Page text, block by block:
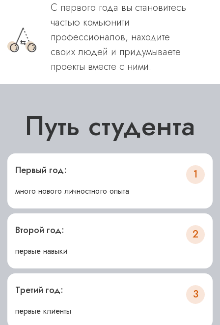
С первого года вы становитесь
частью комьюнити
профессионалов, находите
своих людей и придумываете
проекты вместе с ними.
Путь студента
Первый год: 1
много нового личностного опыта
Второй год: 2
первые навыки
Третий год: 3
первые клиенты